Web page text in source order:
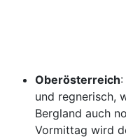
Oberösterreich
und regnerisch,
Bergland auch
Vormittag wird